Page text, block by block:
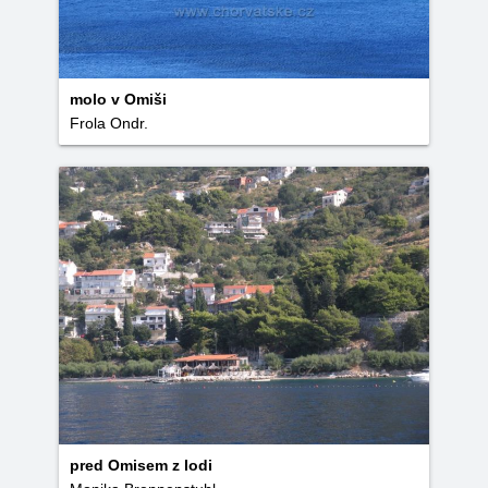
molo v Omiši
Frola Ondr.
pred Omisem z lodi